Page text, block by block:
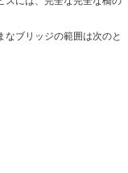
ブリッジの範囲は次のと